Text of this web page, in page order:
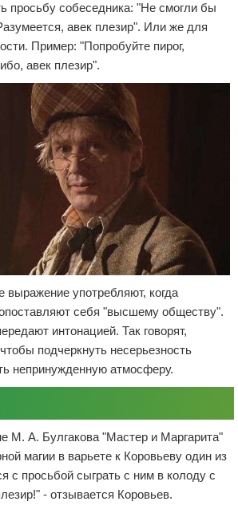
просьбу собеседника: "Не смогли бы
авек плезир". Или же для
Пример: "Попробуйте пирог,
авек плезир".
употребляют, когда
себя "высшему обществу".
интонацией. Так говорят,
подчеркнуть несерьезность
непринужденную атмосферу.
М. А. Булгакова "Мастер и Маргарита"
магии в варьете к Коровьеву один из
с просьбой сыграть с ним в колоду с
- отзывается Коровьев.